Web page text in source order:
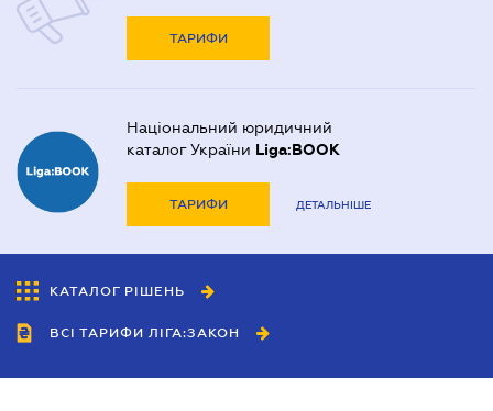
ТАРИФИ
Національний юридичний
каталог України Liga:BOOK
ТАРИФИ ДЕТАЛЬНІШЕ
КАТАЛОГ РІШЕНЬ
ВСІ ТАРИФИ ЛІГА:ЗАКОН